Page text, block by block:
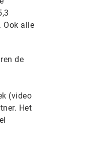
Ook alle
de
(video
Het